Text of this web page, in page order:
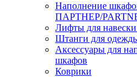
Наполнение
ПАРТНЕР/
Лифты для
Штанги для
Аксессуары для
шкафов
Коврики